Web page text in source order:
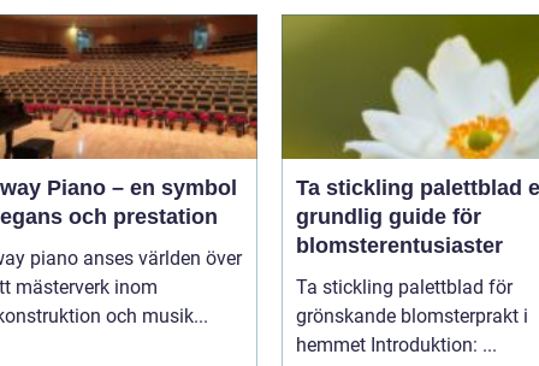
Piano – en symbol
och prestation
piano anses världen över
mästerverk inom
och musik...
Ta stickling palettblad en
grundlig guide för
blomsterentusiaster
Ta stickling palettblad för
grönskande blomsterprakt i
hemmet Introduktion: ...